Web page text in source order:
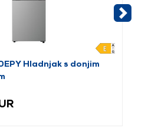
Hladnjak s donjim